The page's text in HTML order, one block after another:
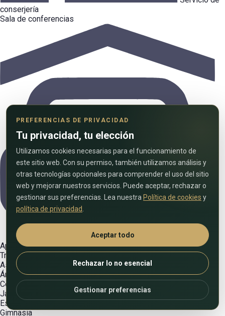
conserjería
Sala de conferencias
Aparcamiento cubierto
Trabajo colaborativo
Ascensor
Áreas de asientos familiares
Centro de fitness y gimnasio
Jardín
Espacios verdes
Gimnasia
PREFERENCIAS DE PRIVACIDAD
Tu privacidad, tu elección
Utilizamos cookies necesarias para el funcionamiento de
este sitio web. Con su permiso, también utilizamos análisis y
otras tecnologías opcionales para comprender el uso del sitio
web y mejorar nuestros servicios. Puede aceptar, rechazar o
gestionar sus preferencias. Lea nuestra Política de cookies y
política de privacidad
Aceptar todo
Rechazar lo no esencial
Gestionar preferencias